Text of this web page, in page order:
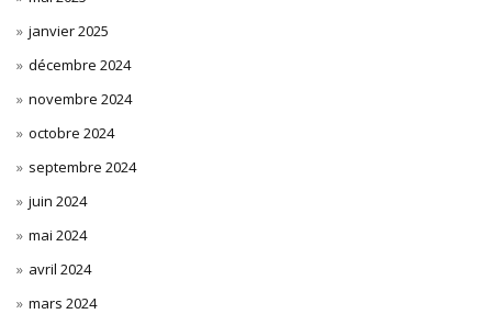
janvier 2025
décembre 2024
novembre 2024
octobre 2024
septembre 2024
juin 2024
mai 2024
avril 2024
mars 2024